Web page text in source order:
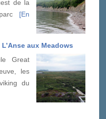
de la
[En
aux Meadows
Great
les
du